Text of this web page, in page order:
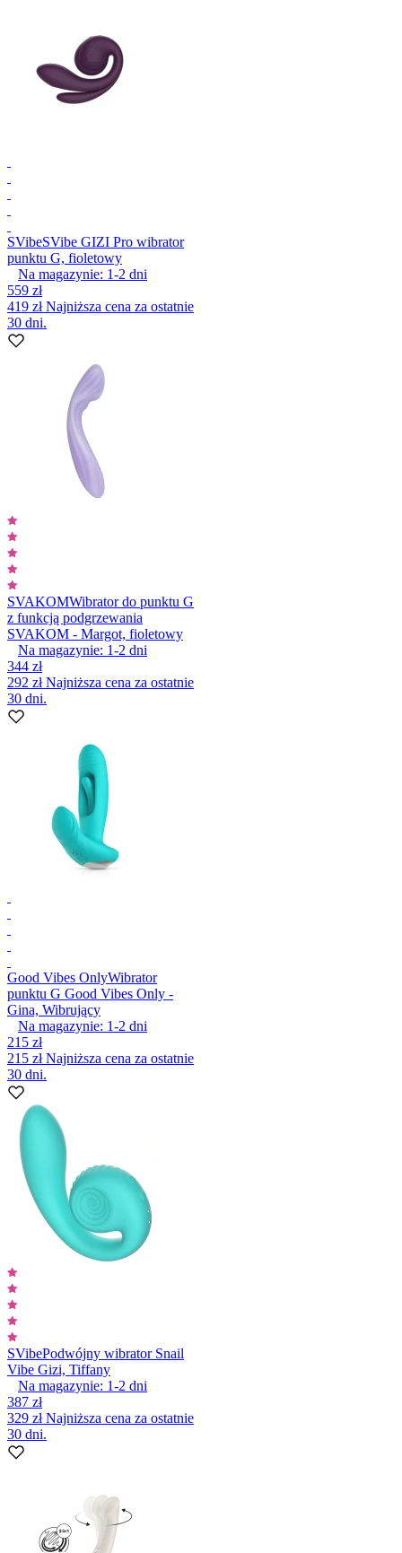
SVibeSVibe GIZI Pro wibrator
punktu G, fioletowy
Na magazynie: 1-2 dni
559 zł
419 złNajniższa cena za ostatnie
30 dni.
SVAKOMWibrator do punktu G
z funkcją podgrzewania
SVAKOM - Margot, fioletowy
Na magazynie: 1-2 dni
344 zł
292 złNajniższa cena za ostatnie
30 dni.
Good Vibes OnlyWibrator
punktu G Good Vibes Only -
Gina, Wibrujący
Na magazynie: 1-2 dni
215 zł
215 złNajniższa cena za ostatnie
30 dni.
SVibePodwójny wibrator Snail
Vibe Gizi, Tiffany
Na magazynie: 1-2 dni
387 zł
329 złNajniższa cena za ostatnie
30 dni.